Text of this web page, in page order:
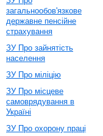
загальнообов'язкове
державне пенсійне
страхування
ЗУ Про зайнятість
населення
ЗУ Про міліцію
ЗУ Про місцеве
самоврядування в
Україні
ЗУ Про охорону праці